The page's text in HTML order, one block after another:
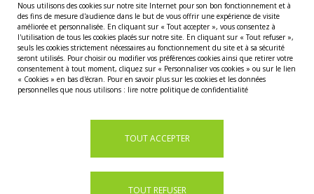
NOS TERRITOIRES
Nous utilisons des cookies sur notre site Internet pour son bon fonctionnement et à
des fins de mesure d'audience dans le but de vous offrir une expérience de visite
améliorée et personnalisée. En cliquant sur « Tout accepter », vous consentez à
l'utilisation de tous les cookies placés sur notre site. En cliquant sur « Tout refuser »,
seuls les cookies strictement nécessaires au fonctionnement du site et à sa sécurité
seront utilisés. Pour choisir ou modifier vos préférences cookies ainsi que retirer votre
consentement à tout moment, cliquez sur « Personnaliser vos cookies » ou sur le lien
« Cookies » en bas d'écran. Pour en savoir plus sur les cookies et les données
personnelles que nous utilisons : lire notre politique de confidentialité
TOUT ACCEPTER
TOUT REFUSER